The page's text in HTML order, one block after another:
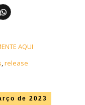
AQUI
,release
de 2023